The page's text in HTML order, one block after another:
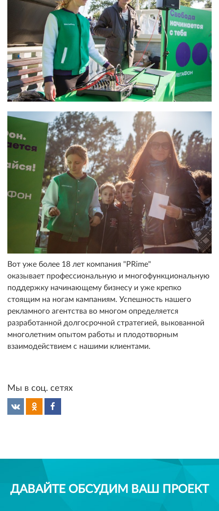
Вот уже более 18 лет компания "PRime"
оказывает профессиональную и многофункциональную
поддержку начинающему бизнесу и уже крепко
стоящим на ногам кампаниям. Успешность нашего
рекламного агентства во многом определяется
разработанной долгосрочной стратегией, выкованной
многолетним опытом работы и плодотворным
взаимодействием с нашими клиентами.
Мы в соц. сетях
ДАВАЙТЕ ОБСУДИМ ВАШ ПРОЕКТ